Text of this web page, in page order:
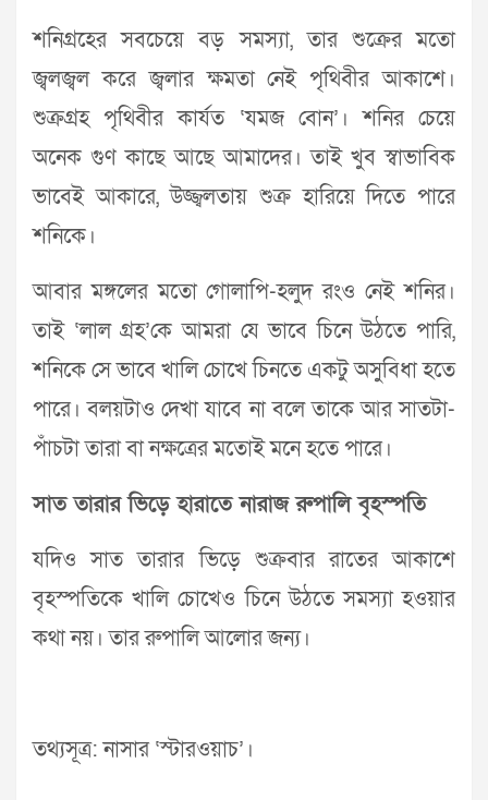
শনিগ্রহের সবচেয়ে বড় সমস্যা, তার শুক্রের মতো
জ্বলজ্বল করে জ্বলার ক্ষমতা নেই পৃথিবীর আকাশে।
শুক্রগ্রহ পৃথিবীর কার্যত ‘যমজ বোন’। শনির চেয়ে
অনেক গুণ কাছে আছে আমাদের। তাই খুব স্বাভাবিক
ভাবেই আকারে, উজ্জ্বলতায় শুক্র হারিয়ে দিতে পারে
শনিকে।
আবার মঙ্গলের মতো গোলাপি-হলুদ রংও নেই শনির।
তাই ‘লাল গ্রহ’কে আমরা যে ভাবে চিনে উঠতে পারি,
শনিকে সে ভাবে খালি চোখে চিনতে একটু অসুবিধা হতে
পারে। বলয়টাও দেখা যাবে না বলে তাকে আর সাতটা-
পাঁচটা তারা বা নক্ষত্রের মতোই মনে হতে পারে।
সাত তারার ভিড়ে হারাতে নারাজ রুপালি বৃহস্পতি
যদিও সাত তারার ভিড়ে শুক্রবার রাতের আকাশে
বৃহস্পতিকে খালি চোখেও চিনে উঠতে সমস্যা হওয়ার
কথা নয়। তার রুপালি আলোর জন্য।
তথ্যসূত্র: নাসার ‘স্টারওয়াচ’।